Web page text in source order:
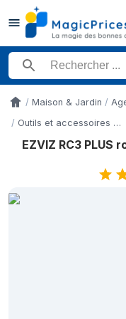
Rechercher un produit
AccueilMaison & Jardin
Outils et accessoires de nettoyage
EZVIZ RC3 PLUS
Historique des prix de
15 mai 2026